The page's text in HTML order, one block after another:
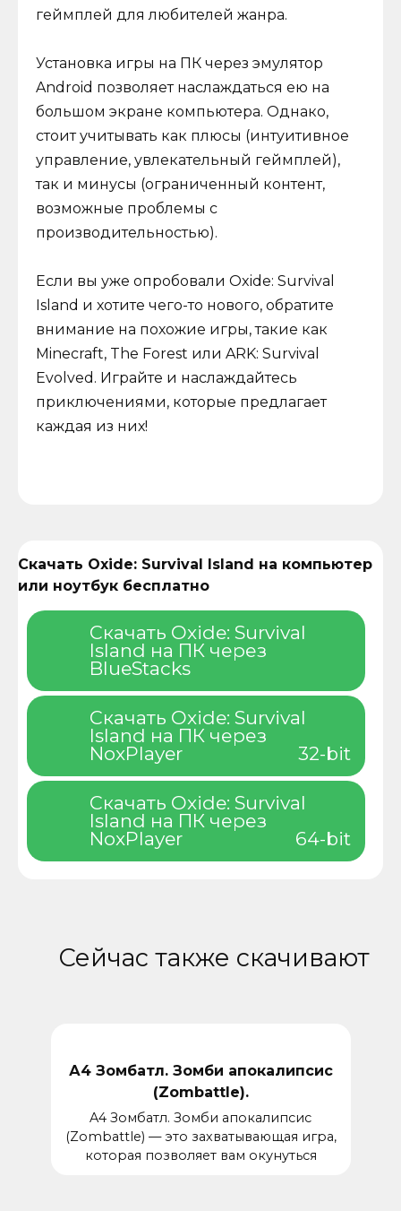
геймплей для любителей жанра.
Установка игры на ПК через эмулятор
Android позволяет наслаждаться ею на
большом экране компьютера. Однако,
стоит учитывать как плюсы (интуитивное
управление, увлекательный геймплей),
так и минусы (ограниченный контент,
возможные проблемы с
производительностью).
Если вы уже опробовали Oxide: Survival
Island и хотите чего-то нового, обратите
внимание на похожие игры, такие как
Minecraft, The Forest или ARK: Survival
Evolved. Играйте и наслаждайтесь
приключениями, которые предлагает
каждая из них!
Скачать Oxide: Survival Island на компьютер
или ноутбук бесплатно
Скачать Oxide: Survival
Island на ПК через
BlueStacks
Скачать Oxide: Survival
Island на ПК через
NoxPlayer
32-bit
Скачать Oxide: Survival
Island на ПК через
NoxPlayer
64-bit
Сейчас также скачивают
А4 Зомбатл. Зомби апокалипсис
(Zombattle).
A4 Зомбатл. Зомби апокалипсис
(Zombattle) — это захватывающая игра,
которая позволяет вам окунуться